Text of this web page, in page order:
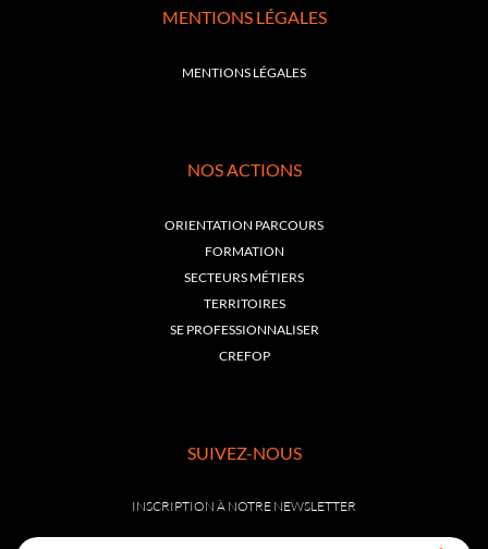
MENTIONS LÉGALES
MENTIONS LÉGALES
NOS ACTIONS
ORIENTATION PARCOURS
FORMATION
SECTEURS MÉTIERS
TERRITOIRES
SE PROFESSIONNALISER
CREFOP
SUIVEZ-NOUS
INSCRIPTION À NOTRE NEWSLETTER